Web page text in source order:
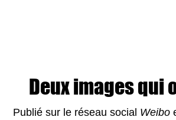
Deux images qui
Publié sur le réseau social Weibo